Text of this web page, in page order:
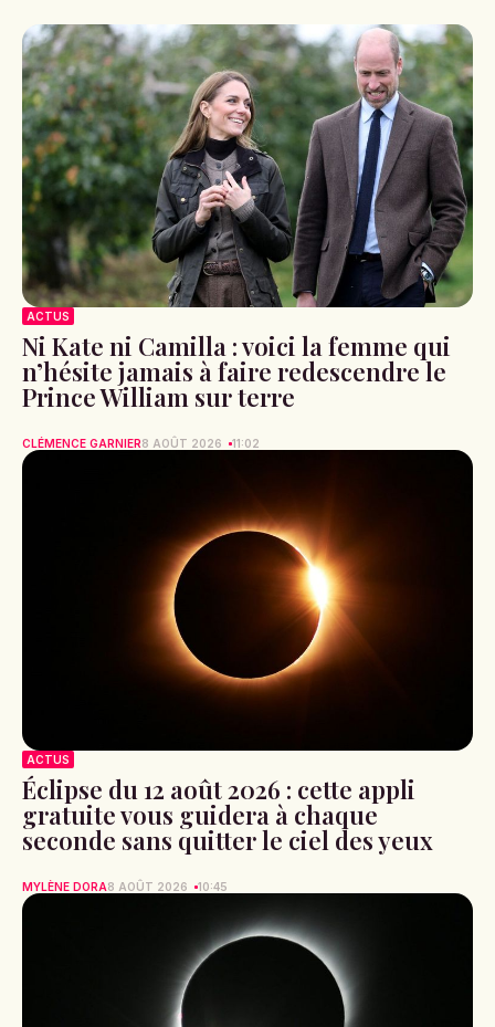
ACTUS
Ni Kate ni Camilla : voici la femme qui
n’hésite jamais à faire redescendre le
Prince William sur terre
CLÉMENCE GARNIER8 AOÛT 2026 11:02
ACTUS
Éclipse du 12 août 2026 : cette appli
gratuite vous guidera à chaque
seconde sans quitter le ciel des yeux
MYLÈNE DORA8 AOÛT 2026 10:45